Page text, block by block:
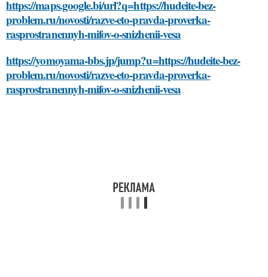
https://maps.google.bi/url?q=https://hudeite-bez-
problem.ru/novosti/razve-eto-pravda-proverka-
rasprostranennyh-mifov-o-snizhenii-vesa
https://yomoyama-bbs.jp/jump?u=https://hudeite-bez-
problem.ru/novosti/razve-eto-pravda-proverka-
rasprostranennyh-mifov-o-snizhenii-vesa